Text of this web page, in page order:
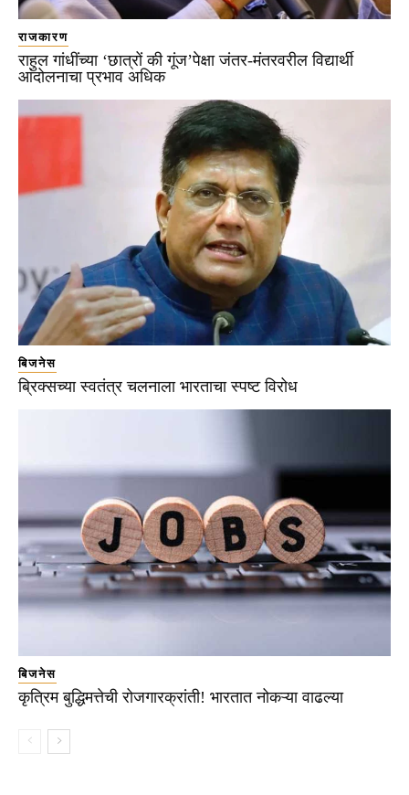
राजकारण
राहुल गांधींच्या ‘छात्रों की गूंज’पेक्षा जंतर-मंतरवरील विद्यार्थी
आंदोलनाचा प्रभाव अधिक
बिजनेस
ब्रिक्सच्या स्वतंत्र चलनाला भारताचा स्पष्ट विरोध
बिजनेस
कृत्रिम बुद्धिमत्तेची रोजगारक्रांती! भारतात नोकऱ्या वाढल्या